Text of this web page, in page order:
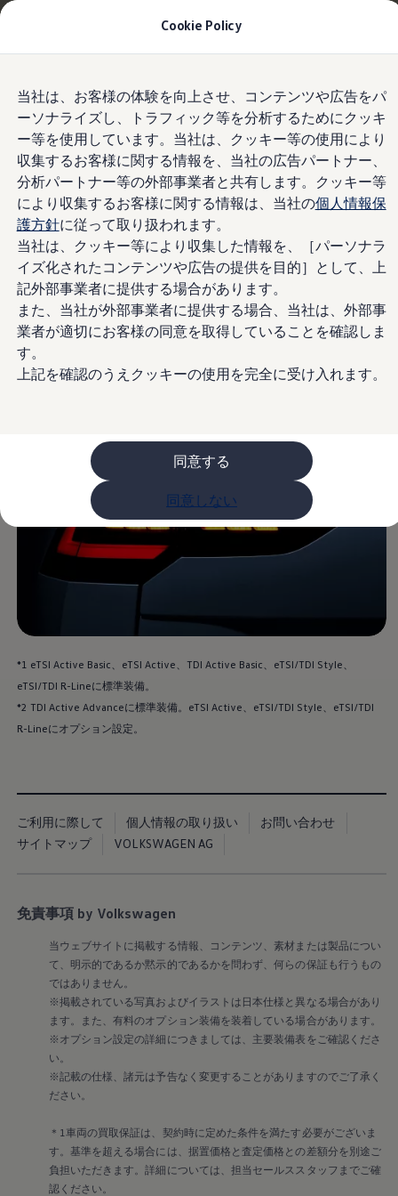
Cookie Policy
当社は、お客様の体験を向上させ、コンテンツや広告をパ
ーソナライズし、トラフィック等を分析するためにクッキ
ー等を使用しています。当社は、クッキー等の使用により
収集するお客様に関する情報を、当社の広告パートナー、
分析パートナー等の外部事業者と共有します。クッキー等
により収集するお客様に関する情報は、当社の個人情報保
護方針に従って取り扱われます。
当社は、クッキー等により収集した情報を、［パーソナラ
イズ化されたコンテンツや広告の提供を目的］として、上
記外部事業者に提供する場合があります。
また、当社が外部事業者に提供する場合、当社は、外部事
業者が適切にお客様の同意を取得していることを確認しま
す。
上記を確認のうえクッキーの使用を完全に受け入れます。
同意する
同意しない
main
content
to
footer
Golfへのお乗り換えを10万円補助＋適用金利
月々14,300円〜| 9月30日(水)まで
今すぐチェック
モデル＆見積りシミュレーション
デジタルカタログ
セーフティ マイスター
デジタルカタログ
ID. Buzz
T-Cross
Tiguan
Golf
Golf GTI
Golf R
Golf Variant
Golf R Variant
Passat
ID.4
Polo
Polo GTI
T-Roc
T-Roc R
レビュー動画
ブランドストーリー
購入検討中の方へ
オファー(購入サポート・金利情報)
金利情報
Golf お乗り換えを10万円補助
Tiguan 購入後、5年間の安心サポートが無償
Golf Variant お乗り換えを10万円補助
Volkswagenアンバサダープログラム
ファイナンシャルサービス
フォルクスワーゲン自動車保険プラス
お支払いシミュレーション
モデル別月々のお支払い例
ライフスタイルに合ったプランをみつける
カスタマーポータル 登録・ログイン
Match Maker 登録・ログイン
Golf
Golf Variant
Passat
ID. Buzz
点検と車検
エンジンオイルおよびフルード類
ホイールとタイヤ
路上故障に関するサポート
フォルクスワーゲンサービス
アクセサリー
Lifestyle & goods
Car Navigation System
お客様情報
リサイクルへの取組み
ユーザーガイド
運転上の注意
自動車リサイクル法
ロイヤリティプログラム
新デザインLEDヘッドライト / LEDリヤコン
ビネーションランプ
新デザインのLEDヘッ
ドライト*1。後ろ姿を
際立たせるLEDテール
ランプも3Dのデザイン
*2に。
*1 eTSI Active Basic、eTSI Active、TDI Active Basic、eTSI/TDI Style、
eTSI/TDI R-Lineに標準装備。
*2 TDI Active Advanceに標準装備。eTSI Active、eTSI/TDI Style、eTSI/TDI
R-Lineにオプション設定。
ご利用に際して 個人情報の取り扱い
お問い合わせ
サイトマップ
VOLKSWAGEN AG
免責事項 by Volkswagen
当ウェブサイトに掲載する情報、コンテンツ、素材または製品につい
て、明示的であるか黙示的であるかを問わず、何らの保証も行うもの
ではありません。
※掲載されている写真およびイラストは日本仕様と異なる場合があり
ます。また、有料のオプション装備を装着している場合があります。
※オプション設定の詳細につきましては、主要装備表をご確認くださ
い。
※記載の仕様、諸元は予告なく変更することがありますのでご了承く
ださい。
＊1車両の買取保証は、契約時に定めた条件を満たす必要がございま
す。基準を超える場合には、据置価格と査定価格との差額分を別途ご
負担いただきます。詳細については、担当セールススタッフまでご確
認ください。